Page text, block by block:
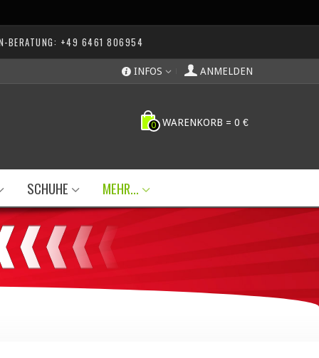
BERATUNG: +49 6461 806954
ANMELDEN
INFOS
0 WARENKORB = 0 €
SCHUHE MEHR...